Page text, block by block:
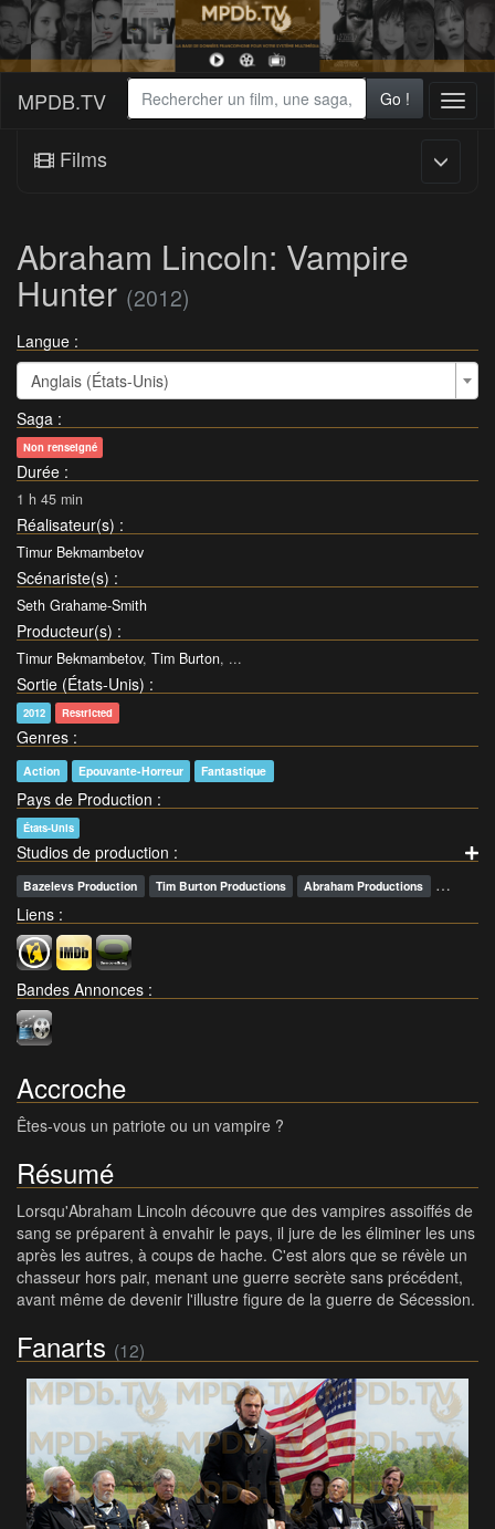
MPDB.TV Go !
Films
Abraham Lincoln: Vampire
Hunter (2012)
Langue :
Anglais (États-Unis)
Saga :
Non renseigné
Durée :
1 h 45 min
Réalisateur(s) :
Timur Bekmambetov
Scénariste(s) :
Seth Grahame-Smith
Producteur(s) :
Timur Bekmambetov, Tim Burton, ...
Sortie (États-Unis) :
2012 Restricted
Genres :
Action Epouvante-Horreur Fantastique
Pays de Production :
États-Unis
Studios de production :
Bazelevs Production Tim Burton Productions Abraham Productions
…
Liens :
Bandes Annonces :
Accroche
Êtes-vous un patriote ou un vampire ?
Résumé
Lorsqu'Abraham Lincoln découvre que des vampires assoiffés de
sang se préparent à envahir le pays, il jure de les éliminer les uns
après les autres, à coups de hache. C'est alors que se révèle un
chasseur hors pair, menant une guerre secrète sans précédent,
avant même de devenir l'illustre figure de la guerre de Sécession.
Fanarts (12)